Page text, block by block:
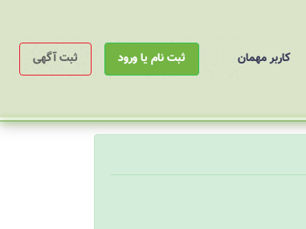
کاربر مهمان ثبت نام یا ورود ثبت آگهی